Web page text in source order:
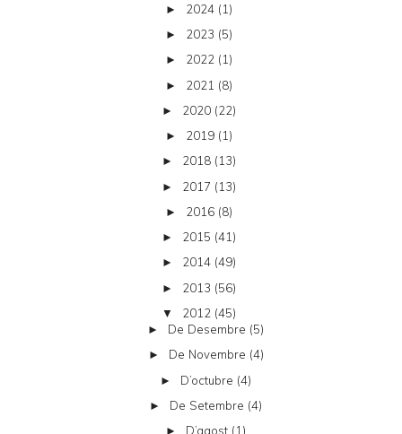
► 2024 (1)
► 2023 (5)
► 2022 (1)
► 2021 (8)
► 2020 (22)
► 2019 (1)
► 2018 (13)
► 2017 (13)
► 2016 (8)
► 2015 (41)
► 2014 (49)
► 2013 (56)
▼ 2012 (45)
► De Desembre (5)
► De Novembre (4)
► D’octubre (4)
► De Setembre (4)
► D’agost (1)